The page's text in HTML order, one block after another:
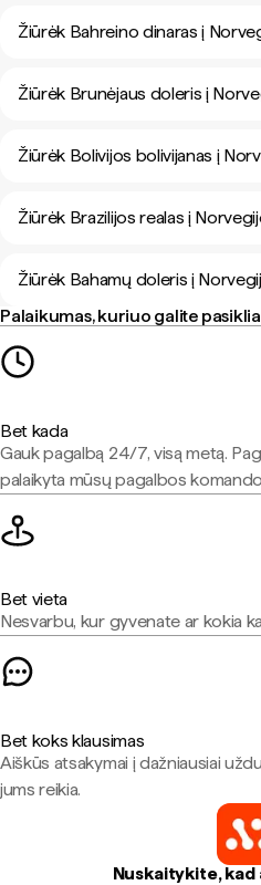
Žiūrėk Bahreino dinaras į
Žiūrėk Brunėjaus doleris į
Žiūrėk Bolivijos bolivijanas į
Žiūrėk Brazilijos realas į
Žiūrėk Bahamų doleris į
Palaikumas, kuriuo galite
Bet kada
Gauk pagalbą 24/7, visą metą.
palaikyta mūsų pagalbos
Bet vieta
Nesvarbu, kur gyvenate ar kokia
Bet koks klausimas
Aiškūs atsakymai į dažniausiai
jums reikia.
Nuskaitykite,